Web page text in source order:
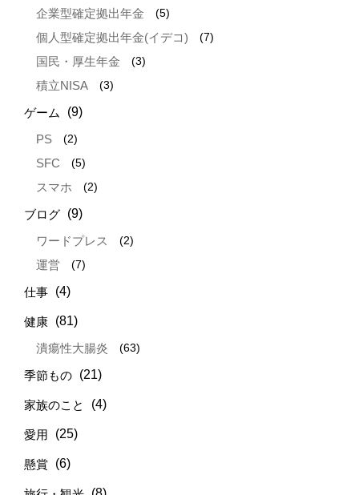
企業型確定拠出年金 (5)
個人型確定拠出年金(イデコ) (7)
国民・厚生年金 (3)
積立NISA (3)
ゲーム (9)
PS (2)
SFC (5)
スマホ (2)
ブログ (9)
ワードプレス (2)
運営 (7)
仕事 (4)
健康 (81)
潰瘍性大腸炎 (63)
季節もの (21)
家族のこと (4)
愛用 (25)
懸賞 (6)